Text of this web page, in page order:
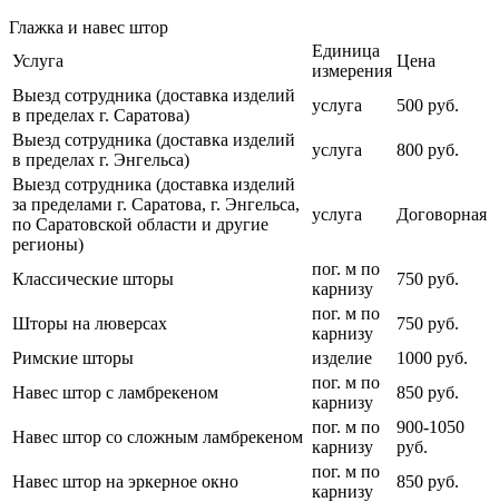
Глажка и навес штор
Услуга
Единица
измерения
Цена
Выезд сотрудника (доставка изделий
в пределах г. Саратова)
услуга
500 руб.
Выезд сотрудника (доставка изделий
в пределах г. Энгельса)
услуга
800 руб.
Выезд сотрудника (доставка изделий
за пределами г. Саратова, г. Энгельса,
по Саратовской области и другие
регионы)
услуга Договорная
Классические шторы
пог. м по
карнизу
750 руб.
Шторы на люверсах
пог. м по
карнизу
750 руб.
Римские шторы
изделие
1000 руб.
Навес штор с ламбрекеном
пог. м по
карнизу
850 руб.
Навес штор со сложным ламбрекеном
пог. м по
карнизу
900-1050
руб.
Навес штор на эркерное окно
пог. м по
карнизу
850 руб.